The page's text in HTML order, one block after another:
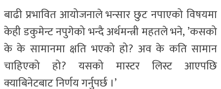
बाढी प्रभावित आयोजनाले भन्सार छुट नपाएको विषयमा
केही डकुमेन्ट नपुगेको भन्दै अर्थमन्त्री महतले भने, ’कसको
के के सामानमा क्षति भएको हो? अव के कति सामान
चाहिएको हो? यसको मास्टर लिस्ट आएपछि
क्याबिनेटबाट निर्णय गर्नुपर्छ ।’